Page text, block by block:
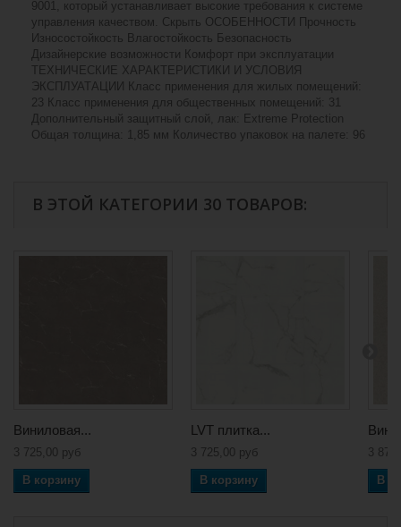
9001, который устанавливает высокие требования к системе
управления качеством. Скрыть ОСОБЕННОСТИ Прочность
Износостойкость Влагостойкость Безопасность
Дизайнерские возможности Комфорт при эксплуатации
ТЕХНИЧЕСКИЕ ХАРАКТЕРИСТИКИ И УСЛОВИЯ
ЭКСПЛУАТАЦИИ Класс применения для жилых помещений:
23 Класс применения для общественных помещений: 31
Дополнительный защитный слой, лак: Extreme Protection
Общая толщина: 1,85 мм Количество упаковок на палете: 96
В ЭТОЙ КАТЕГОРИИ 30 ТОВАРОВ:
Виниловая...
3 725,00 руб
В корзину
LVT плитка...
3 725,00 руб
В корзину
3
В